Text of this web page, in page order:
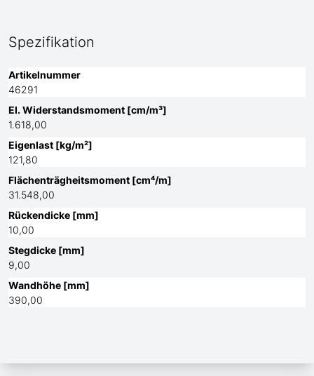
Spezifikation
Artikelnummer
46291
El. Widerstandsmoment [cm/m³]
1.618,00
Eigenlast [kg/m²]
121,80
Flächenträgheitsmoment [cm⁴/m]
31.548,00
Rückendicke [mm]
10,00
Stegdicke [mm]
9,00
Wandhöhe [mm]
390,00